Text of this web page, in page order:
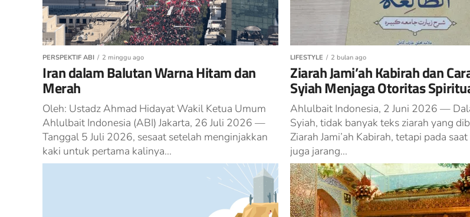
PERSPEKTIF ABI 2 minggu ago
Iran dalam Balutan Warna Hitam dan
Merah
Oleh: Ustadz Ahmad Hidayat Wakil Ketua Umum
Ahlulbait Indonesia (ABI) Jakarta, 26 Juli 2026 —
Tanggal 5 Juli 2026, sesaat setelah menginjakkan
kaki untuk pertama kalinya...
LIFESTYLE 2 bulan ago
Ziarah Jami’ah Kabirah dan
Syiah Menjaga Otoritas
Ahlulbait Indonesia, 2 Juni 2026 —
Syiah, tidak banyak teks ziarah yang
Ziarah Jami’ah Kabirah, tetapi pada
juga jarang...